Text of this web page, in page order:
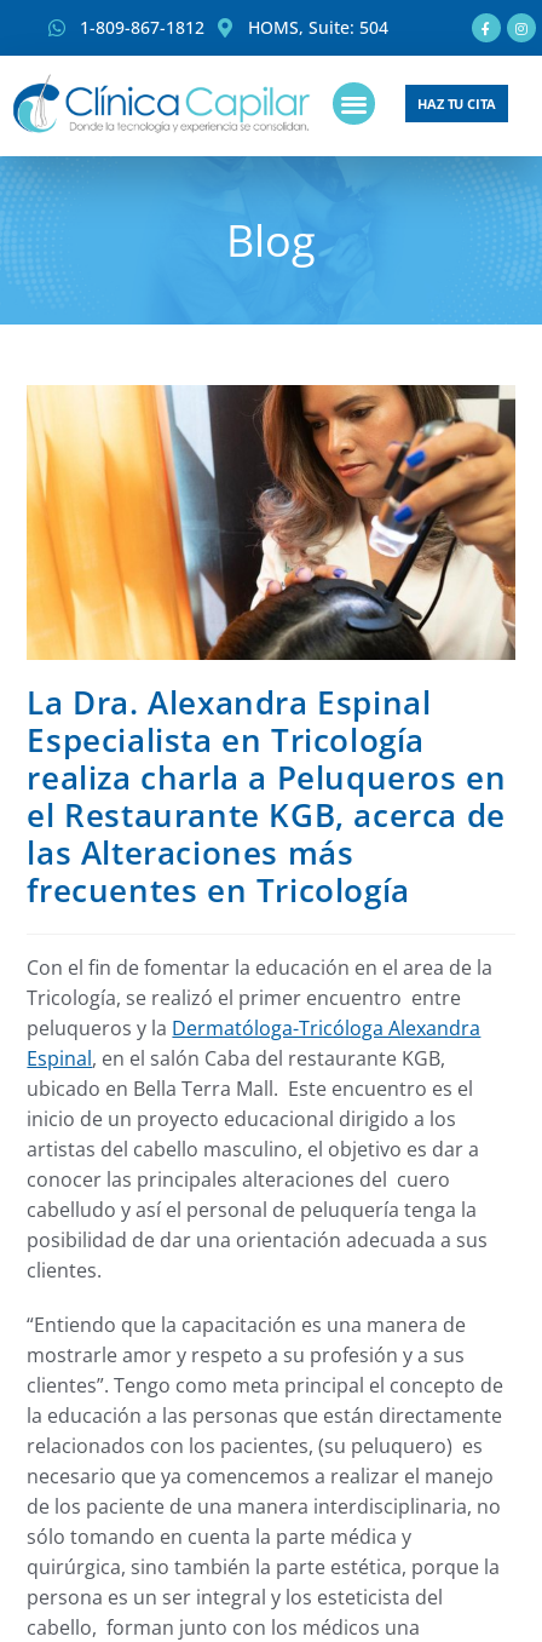
1-809-867-1812 HOMS, Suite: 504
HAZ TU CITA
Blog
La Dra. Alexandra Espinal
Especialista en Tricología
realiza charla a Peluqueros en
el Restaurante KGB, acerca de
las Alteraciones más
frecuentes en Tricología
Con el fin de fomentar la educación en el area de la
Tricología, se realizó el primer encuentro entre
peluqueros y la Dermatóloga-Tricóloga Alexandra
Espinal, en el salón Caba del restaurante KGB,
ubicado en Bella Terra Mall. Este encuentro es el
inicio de un proyecto educacional dirigido a los
artistas del cabello masculino, el objetivo es dar a
conocer las principales alteraciones del cuero
cabelludo y así el personal de peluquería tenga la
posibilidad de dar una orientación adecuada a sus
clientes.
“Entiendo que la capacitación es una manera de
mostrarle amor y respeto a su profesión y a sus
clientes”. Tengo como meta principal el concepto de
la educación a las personas que están directamente
relacionados con los pacientes, (su peluquero) es
necesario que ya comencemos a realizar el manejo
de los paciente de una manera interdisciplinaria, no
sólo tomando en cuenta la parte médica y
quirúrgica, sino también la parte estética, porque la
persona es un ser integral y los esteticista del
cabello, forman junto con los médicos una